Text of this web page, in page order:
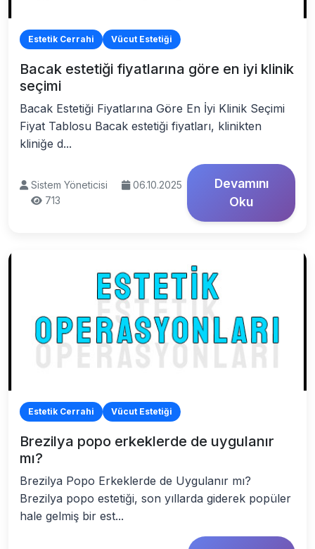
Estetik Cerrahi Vücut Estetiği
Bacak estetiği fiyatlarına göre en iyi klinik
seçimi
Bacak Estetiği Fiyatlarına Göre En İyi Klinik Seçimi
Fiyat Tablosu Bacak estetiği fiyatları, klinikten
kliniğe d...
Sistem Yöneticisi
06.10.2025
713
Devamını
Oku
Estetik Cerrahi Vücut Estetiği
Brezilya popo erkeklerde de uygulanır
mı?
Brezilya Popo Erkeklerde de Uygulanır mı?
Brezilya popo estetiği, son yıllarda giderek popüler
hale gelmiş bir est...